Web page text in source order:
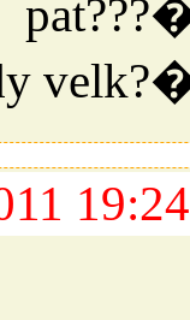
19:24